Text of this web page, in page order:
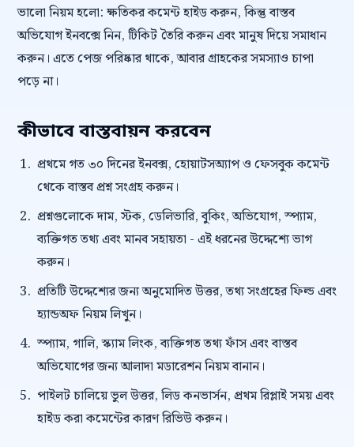
ভালো নিয়ম হলো: ক্ষতিকর কমেন্ট হাইড করুন, কিন্তু বাস্তব
অভিযোগ ইনবক্সে নিন, টিকিট তৈরি করুন এবং মানুষ দিয়ে সমাধান
করুন। এতে পেজ পরিষ্কার থাকে, আবার গ্রাহকের সমস্যাও চাপা
পড়ে না।
কীভাবে বাস্তবায়ন করবেন
প্রথমে গত ৩০ দিনের ইনবক্স, হোয়াটসঅ্যাপ ও ফেসবুক কমেন্ট
থেকে বাস্তব প্রশ্ন সংগ্রহ করুন।
প্রশ্নগুলোকে দাম, স্টক, ডেলিভারি, বুকিং, অভিযোগ, স্প্যাম,
ব্যক্তিগত তথ্য এবং মানব সহায়তা - এই ধরনের উদ্দেশ্যে ভাগ
করুন।
প্রতিটি উদ্দেশ্যের জন্য অনুমোদিত উত্তর, তথ্য সংগ্রহের ফিল্ড এবং
হ্যান্ডঅফ নিয়ম লিখুন।
স্প্যাম, গালি, স্ক্যাম লিংক, ব্যক্তিগত তথ্য ফাঁস এবং বাস্তব
অভিযোগের জন্য আলাদা মডারেশন নিয়ম বানান।
পাইলট চালিয়ে ভুল উত্তর, লিড কনভার্সন, প্রথম রিপ্লাই সময় এবং
হাইড করা কমেন্টের কারণ রিভিউ করুন।